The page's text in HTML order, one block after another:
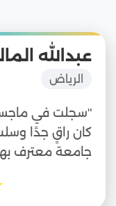
عبدالله
الرياض
"سجلت في
كان راقٍ جدًا
جامعة معترف